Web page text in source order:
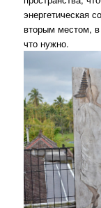
энергетическая
вторым местом,
что нужно.